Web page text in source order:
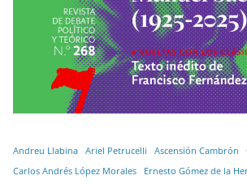
Andreu Llabina Ariel Petrucelli Ascensión Cambrón
Carlos Andrés López Morales
Ernesto Gómez de la